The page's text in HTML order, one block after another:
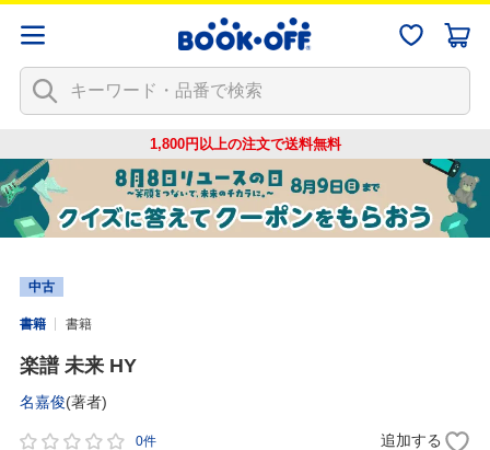
1,800円以上の注文で送料無料
中古
書籍 書籍
楽譜 未来 HY
名嘉俊(著者)
0件 追加する